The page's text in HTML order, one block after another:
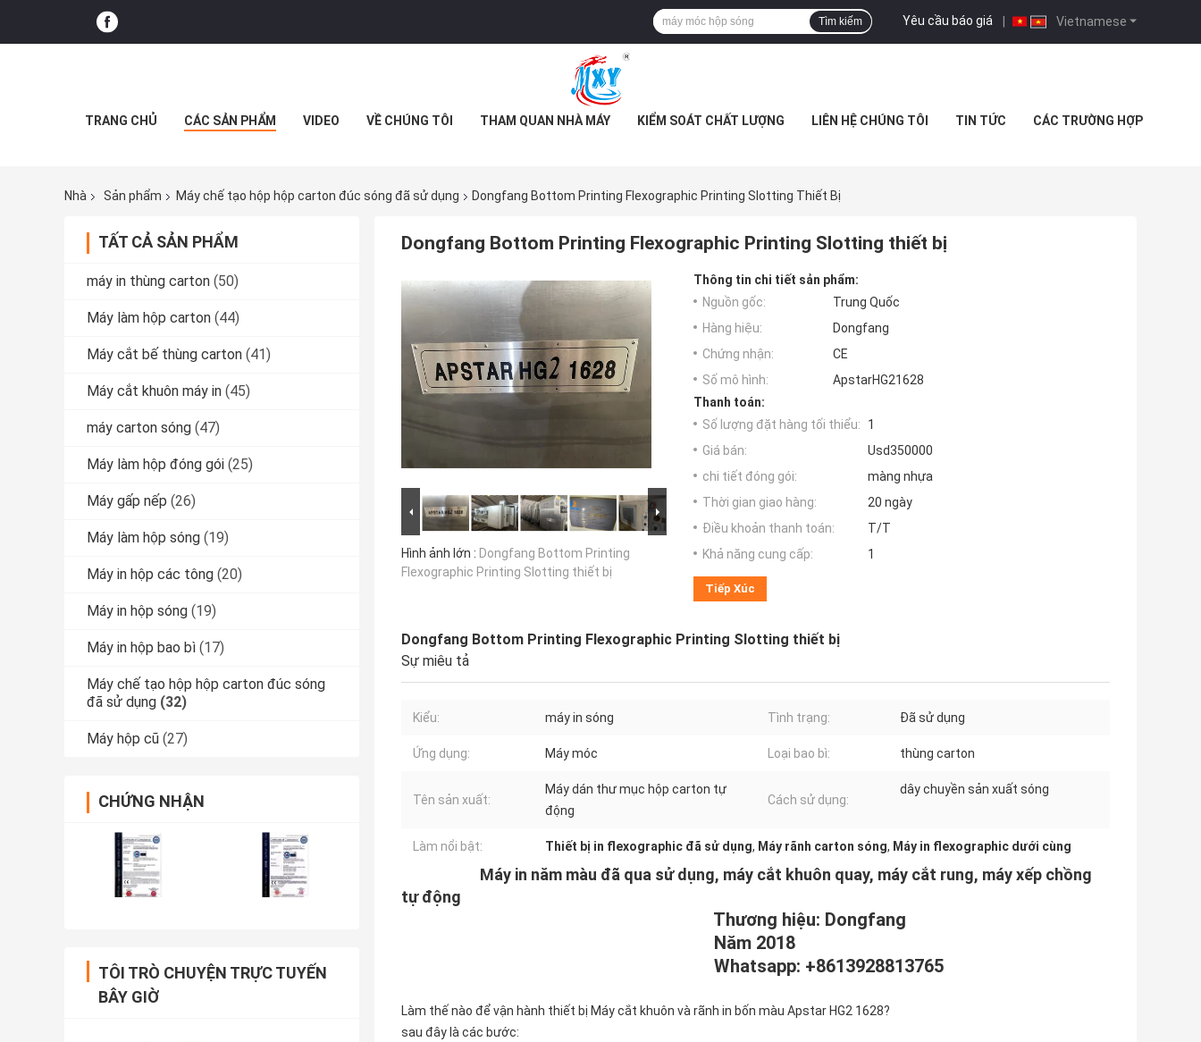
Vietnamese
Yêu cầu báo giá |
Tìm kiếm
TRANG CHỦ CÁC SẢN PHẨM VIDEO VỀ CHÚNG TÔI THAM QUAN NHÀ MÁY KIỂM SOÁT CHẤT LƯỢNG LIÊN HỆ CHÚNG TÔI TIN TỨC CÁC TRƯỜNG HỢP
Nhà Sản phẩm Máy chế tạo hộp hộp carton đúc sóng đã sử dụng Dongfang Bottom Printing Flexographic Printing Slotting Thiết Bị
TẤT CẢ SẢN PHẨM
máy in thùng carton (50)
Máy làm hộp carton (44)
Máy cắt bế thùng carton (41)
Máy cắt khuôn máy in (45)
máy carton sóng (47)
Máy làm hộp đóng gói (25)
Máy gấp nếp (26)
Máy làm hộp sóng (19)
Máy in hộp các tông (20)
Máy in hộp sóng (19)
Máy in hộp bao bì (17)
Máy chế tạo hộp hộp carton đúc sóng
đã sử dụng (32)
Máy hộp cũ (27)
CHỨNG NHẬN
TÔI TRÒ CHUYỆN TRỰC TUYẾN
BÂY GIỜ
Dongfang Bottom Printing Flexographic Printing Slotting thiết bị
Hình ảnh lớn : Dongfang Bottom Printing
Flexographic Printing Slotting thiết bị
Thông tin chi tiết sản phẩm:
Nguồn gốc:
Trung Quốc
Hàng hiệu:
Dongfang
Chứng nhận:
CE
Số mô hình:
ApstarHG21628
Thanh toán:
Số lượng đặt hàng tối thiểu:
1
Giá bán:
Usd350000
chi tiết đóng gói:
màng nhựa
Thời gian giao hàng:
20 ngày
Điều khoản thanh toán:
T/T
Khả năng cung cấp:
1
Tiếp Xúc
Dongfang Bottom Printing Flexographic Printing Slotting thiết bị
Sự miêu tả
Kiểu: máy in sóng Tình trạng: Đã sử dụng
Ứng dụng: Máy móc Loại bao bì: thùng carton
Tên sản xuất:
Máy dán thư mục hộp carton tự
động
Cách sử dụng:
dây chuyền sản xuất sóng
Làm nổi bật: Thiết bị in flexographic đã sử dụng, Máy rãnh carton sóng, Máy in flexographic dưới cùng
Máy in năm màu đã qua sử dụng, máy cắt khuôn quay, máy cắt rung, máy xếp chồng
tự động
Thương hiệu: Dongfang
Năm 2018
Whatsapp: +8613928813765
Làm thế nào để vận hành thiết bị Máy cắt khuôn và rãnh in bốn màu Apstar HG2 1628?
sau đây là các bước: